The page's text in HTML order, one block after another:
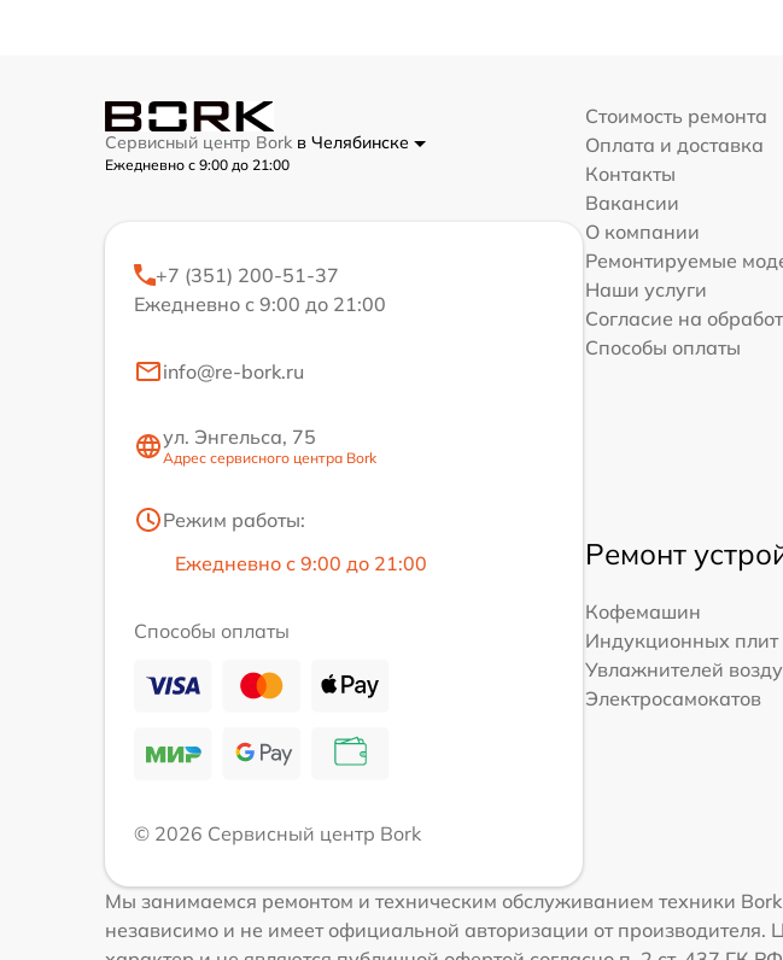
Сервисный центр Bork в Челябинске
Ежедневно с 9:00 до 21:00
+7 (351) 200-51-37
Ежедневно с 9:00 до 21:00
info@re-bork.ru
ул. Энгельса, 75
Адрес сервисного центра Bork
Режим работы:
Ежедневно с 9:00 до 21:00
Способы оплаты
© 2026 Сервисный центр Bork
Стоимость ремонта
Оплата и доставка
Контакты
Вакансии
О компании
Ремонтируемые
Наши услуги
Согласие на
Способы оплаты
Ремонт
Кофемашин
Индукционных плит
Увлажнителей
Электросамокатов
Мы занимаемся ремонтом и техническим обслуживанием техники
независимо и не имеет официальной авторизации от